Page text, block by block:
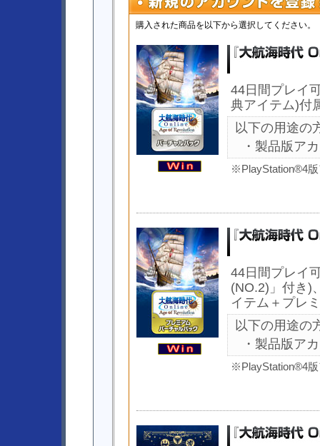
購入された商品を以下から選択してください。
44日間プレイ
典アイテム)付
以下の用途の
・製品版ア
※PlayStation®4版
44日間プレイ
(NO.2)」付き)
イテム＋プレ
以下の用途の
・製品版ア
※PlayStation®4版